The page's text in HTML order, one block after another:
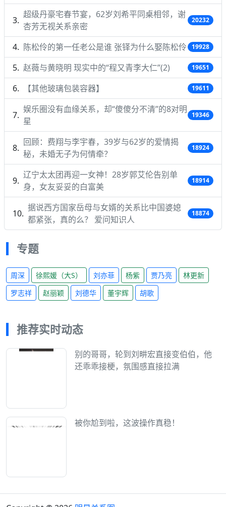
超级丹豪宅春节宴，62岁刘希平同桌相邻，谢
杏芳无视关系亲密
20232
陈松伶的第一任老公是谁 张铎为什么娶陈松伶 19928
赵薇与黄晓明 现实中的“程又青李大仁”(2) 19651
【其他玻璃包装容器】 19611
娱乐圈没有血缘关系，却“傻傻分不清”的8对明
星
19346
回顾：费翔与李宇春，39岁与62岁的爱情揭
秘，未婚无子为何情牵？
18924
辽宁太太团再迎一女神！28岁郭艾伦告别单
身，女友妥妥的白富美
18914
据说西方国家岳母与女婿的关系比中国婆媳
都紧张，真的么？ 爱问知识人
18874
专题
周深 徐熙媛（大S） 刘亦菲 杨紫 贾乃亮
林更新
罗志祥
赵丽颖 刘德华 董宇辉 胡歌
推荐实时动态
别的哥哥，轮到刘畊宏直接变伯伯，他
还乖乖接梗，氛围感直接拉满
被你尬到啦，这波操作真稳！